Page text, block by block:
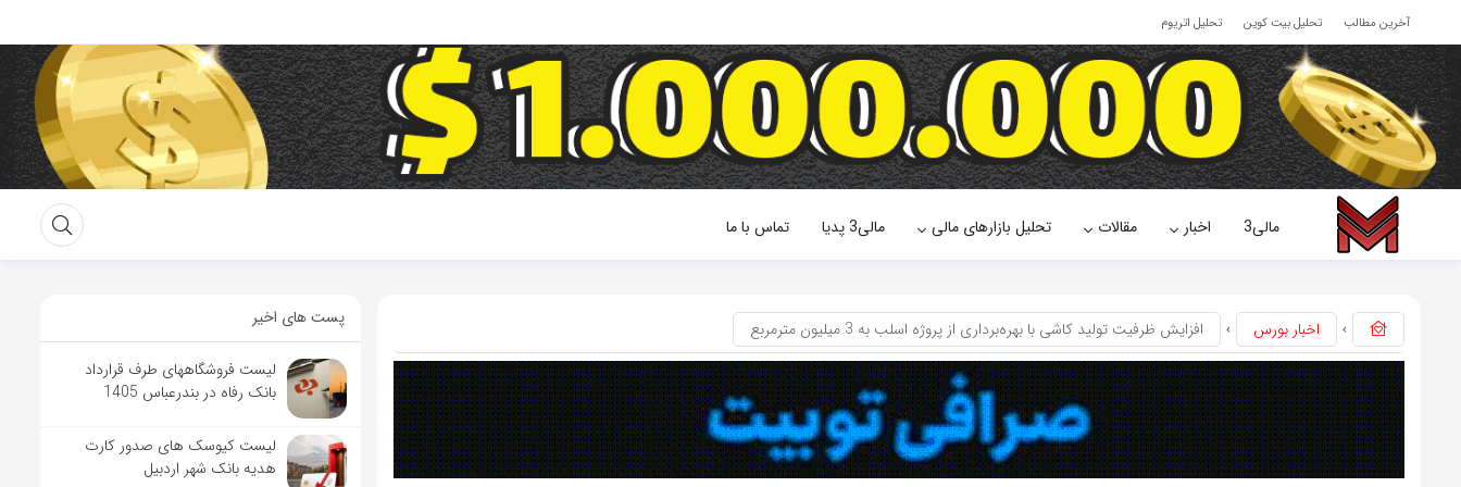
آخرین مطالب تحلیل بیت کوین تحلیل اتریوم
مالی3 اخبار مقالات تحلیل بازارهای مالی مالی3 پدیا تماس با ما
اخبار بورس افزایش ظرفیت تولید کاشی با بهره‌برداری از پروژه اسلب به 3 میلیون مترمربع پست های اخیر
لیست فروشگاههای طرف قرارداد
بانک رفاه در بندرعباس 1405
لیست کیوسک های صدور کارت
هدیه بانک شهر اردبیل